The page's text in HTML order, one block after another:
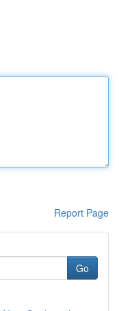
Report Page
Go